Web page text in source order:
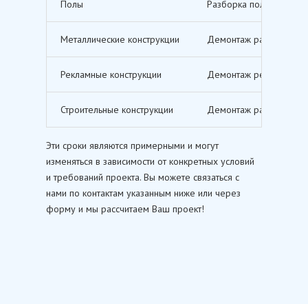
Полы Разборка полов,
Металлические конструкции Демонтаж различных
Рекламные конструкции Демонтаж рекламных
Строительные конструкции Демонтаж различных
Эти сроки являются примерными и могут
изменяться в зависимости от конкретных условий
и требований проекта. Вы можете связаться с
нами по контактам указанным ниже или через
форму и мы рассчитаем Ваш проект!